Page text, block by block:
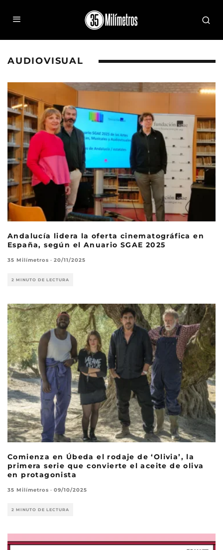
AUDIOVISUAL
Andalucía lidera la oferta cinematográfica en
España, según el Anuario SGAE 2025
35 Milímetros · 20/11/2025
2 MINUTO DE LECTURA
Comienza en Úbeda el rodaje de ‘Olivia’, la
primera serie que convierte el aceite de oliva
en protagonista
35 Milímetros · 09/10/2025
2 MINUTO DE LECTURA